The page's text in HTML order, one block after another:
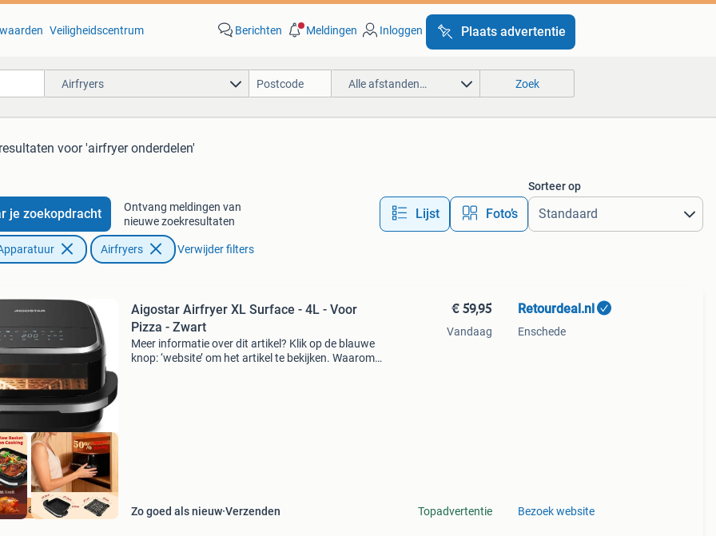
Veiligheidscentrum Berichten Meldingen Inloggen Plaats advertentie
Airfryers Alle afstanden… Zoek
voor 'airfryer onderdelen'
je zoekopdracht
Ontvang meldingen van
nieuwe zoekresultaten
Lijst Foto’s
Sorteer op
Airfryers Verwijder filters
Korting
Aigostar Airfryer XL Surface - 4L - Voor
Pizza - Zwart
Meer informatie over dit artikel? Klik op de blauwe
knop: ‘website’ om het artikel te bekijken. Waarom
Zo goed als nieuw Verzenden
€ 59,95
Vandaag
Topadvertentie
Retourdeal.nl
Enschede
Bezoek website